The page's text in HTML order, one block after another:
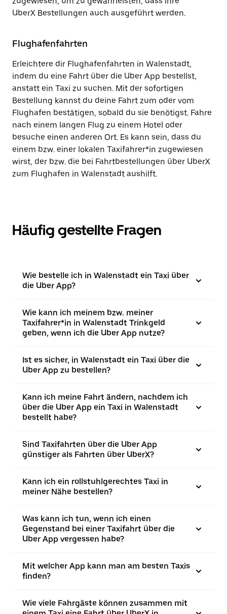
UberX Bestellungen auch ausgeführt werden.
Flughafenfahrten
Erleichtere dir Flughafenfahrten in Walenstadt,
indem du eine Fahrt über die Uber App bestellst,
anstatt ein Taxi zu suchen. Mit der sofortigen
Bestellung kannst du deine Fahrt zum oder vom
Flughafen bestätigen, sobald du sie benötigst. Fahre
nach einem langen Flug zu einem Hotel oder
besuche einen anderen Ort. Es kann sein, dass du
einem bzw. einer lokalen Taxifahrer*in zugewiesen
wirst, der bzw. die bei Fahrtbestellungen über UberX
zum Flughafen in Walenstadt aushilft.
Häufig gestellte Fragen
Wie bestelle ich in Walenstadt ein Taxi über
die Uber App?
Wie kann ich meinem bzw. meiner
Taxifahrer*in in Walenstadt Trinkgeld
geben, wenn ich die Uber App nutze?
Ist es sicher, in Walenstadt ein Taxi über die
Uber App zu bestellen?
Kann ich meine Fahrt ändern, nachdem ich
über die Uber App ein Taxi in Walenstadt
bestellt habe?
Sind Taxifahrten über die Uber App
günstiger als Fahrten über UberX?
Kann ich ein rollstuhlgerechtes Taxi in
meiner Nähe bestellen?
Was kann ich tun, wenn ich einen
Gegenstand bei einer Taxifahrt über die
Uber App vergessen habe?
Mit welcher App kann man am besten Taxis
finden?
Wie viele Fahrgäste können zusammen mit